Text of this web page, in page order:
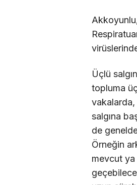
Üçlü
topluma
salgına
de
Örneğin
mevcut ya